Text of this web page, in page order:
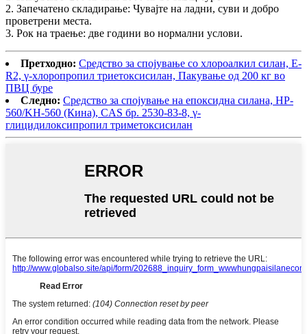
2. Запечатено складирање: Чувајте на ладни, суви и добро
проветрени места.
3. Рок на траење: две години во нормални услови.
Претходно: Средство за спојување со хлороалкил силан, E-
R2, γ-хлоропропил триетоксисилан, Пакување од 200 кг во
ПВЦ буре
Следно: Средство за спојување на епоксидна силана, HP-
560/KH-560 (Кина), CAS бр. 2530-83-8, γ-
глицидилоксипропил триметоксисилан